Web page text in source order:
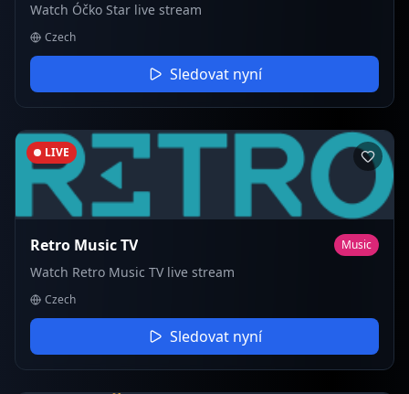
Watch Óčko Star live stream
Czech
Sledovat nyní
LIVE
Retro Music TV Music
Watch Retro Music TV live stream
Czech
Sledovat nyní